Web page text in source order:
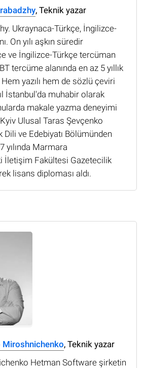
, Teknik yazar
Ukraynaca-Türkçe, İngilizce-
On yılı aşkın süredir
ve İngilizce-Türkçe tercüman
tercüme alanında en az 5 yıllık
yazılı hem de sözlü çeviri
İstanbul'da muhabir olarak
makale yazma deneyimi
Kyiv Ulusal Taras Şevçenko
Dili ve Edebiyatı Bölümünden
yılında Marmara
İletişim Fakültesi Gazetecilik
lisans diploması aldı.
Miroshnichenko, Teknik yazar
Hetman Software şirketin